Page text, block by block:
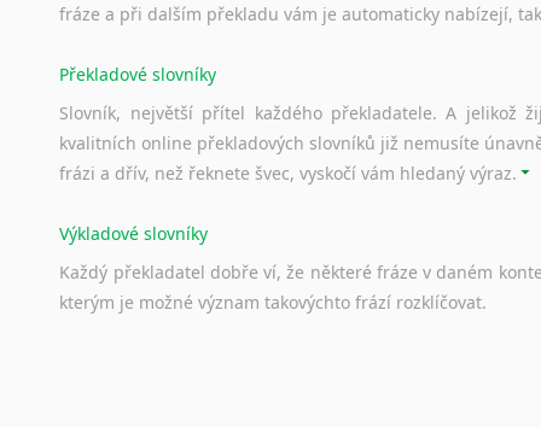
fráze a při dalším překladu vám je automaticky nabízejí,
Překladové slovníky
Slovník, největší přítel každého překladatele. A jelikož
kvalitních online překladových slovníků již nemusíte
frázi a dřív, než řeknete švec, vyskočí vám hledaný výraz.
Výkladové slovníky
Každý překladatel dobře ví, že některé fráze v daném
kterým je možné význam takovýchto frází rozklíčovat.